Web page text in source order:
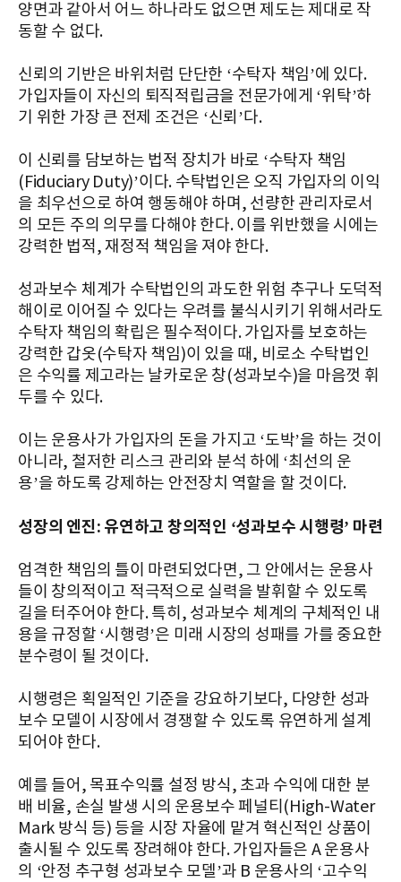
양면과 같아서 어느 하나라도 없으면 제도는 제대로 작
동할 수 없다.
신뢰의 기반은 바위처럼 단단한 ‘수탁자 책임’에 있다.
가입자들이 자신의 퇴직적립금을 전문가에게 ‘위탁’하
기 위한 가장 큰 전제 조건은 ‘신뢰’다.
이 신뢰를 담보하는 법적 장치가 바로 ‘수탁자 책임
(Fiduciary Duty)’이다. 수탁법인은 오직 가입자의 이익
을 최우선으로 하여 행동해야 하며, 선량한 관리자로서
의 모든 주의 의무를 다해야 한다. 이를 위반했을 시에는
강력한 법적, 재정적 책임을 져야 한다.
성과보수 체계가 수탁법인의 과도한 위험 추구나 도덕적
해이로 이어질 수 있다는 우려를 불식시키기 위해서라도
수탁자 책임의 확립은 필수적이다. 가입자를 보호하는
강력한 갑옷(수탁자 책임)이 있을 때, 비로소 수탁법인
은 수익률 제고라는 날카로운 창(성과보수)을 마음껏 휘
두를 수 있다.
이는 운용사가 가입자의 돈을 가지고 ‘도박’을 하는 것이
아니라, 철저한 리스크 관리와 분석 하에 ‘최선의 운
용’을 하도록 강제하는 안전장치 역할을 할 것이다.
성장의 엔진: 유연하고 창의적인 ‘성과보수 시행령’ 마련
엄격한 책임의 틀이 마련되었다면, 그 안에서는 운용사
들이 창의적이고 적극적으로 실력을 발휘할 수 있도록
길을 터주어야 한다. 특히, 성과보수 체계의 구체적인 내
용을 규정할 ‘시행령’은 미래 시장의 성패를 가를 중요한
분수령이 될 것이다.
시행령은 획일적인 기준을 강요하기보다, 다양한 성과
보수 모델이 시장에서 경쟁할 수 있도록 유연하게 설계
되어야 한다.
예를 들어, 목표수익률 설정 방식, 초과 수익에 대한 분
배 비율, 손실 발생 시의 운용보수 페널티(High-Water
Mark 방식 등) 등을 시장 자율에 맡겨 혁신적인 상품이
출시될 수 있도록 장려해야 한다. 가입자들은 A 운용사
의 ‘안정 추구형 성과보수 모델’과 B 운용사의 ‘고수익